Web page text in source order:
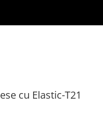
cu Elastic-T21